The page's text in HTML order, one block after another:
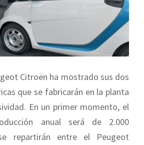
Citroën ha mostrado sus dos
que se fabricarán en la planta
En un primer momento, el
anual será de 2.000
repartirán entre el Peugeot